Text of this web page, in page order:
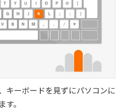
キーボードを見ずにパソコンに
。